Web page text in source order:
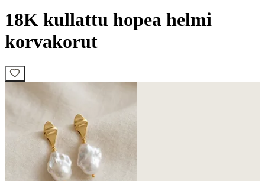
18K kullattu hopea helmi
korvakorut